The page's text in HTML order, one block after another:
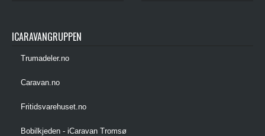
ICARAVANGRUPPEN
Trumadeler.no
Caravan.no
Fritidsvarehuset.no
Bobilkjeden - iCaravan Tromsø